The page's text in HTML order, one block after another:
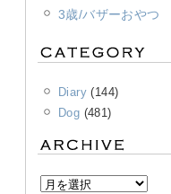
3歳/バザーおやつ
Diary(144)
Dog (481)